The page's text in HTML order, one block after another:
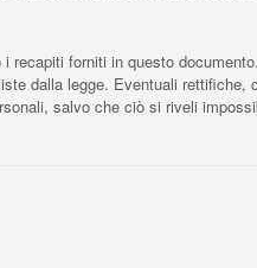
forniti in questo
dalla legge. Eventuali
salvo che ciò si riveli